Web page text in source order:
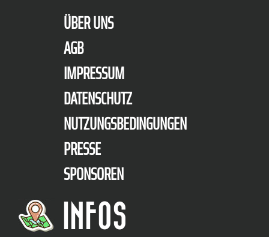
ÜBER UNS
AGB
IMPRESSUM
DATENSCHUTZ
NUTZUNGSBEDINGUNGEN
PRESSE
SPONSOREN
INFOS